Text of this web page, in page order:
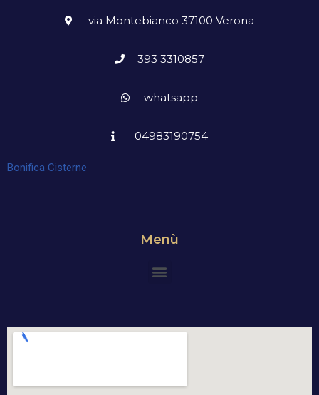
via Montebianco 37100 Verona
393 3310857
whatsapp
04983190754
Bonifica Cisterne
Menù